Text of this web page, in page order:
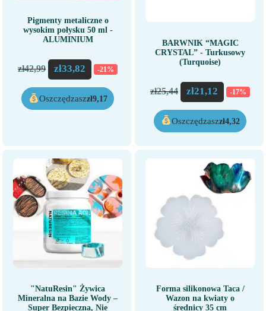
Pigmenty metaliczne o
wysokim połysku 50 ml -
ALUMINIUM
zł42,99 zł33,82 -21%
Oszczędzaszzł9,17
BARWNIK “MAGIC
CRYSTAL” - Turkusowy
(Turquoise)
zł25,44 zł21,12 -17%
Oszczędzaszzł4,32
"NatuResin" Żywica
Mineralna na Bazie Wody –
Super Bezpieczna, Nie
Forma silikonowa Taca /
Wazon na kwiaty o
średnicy 35 cm